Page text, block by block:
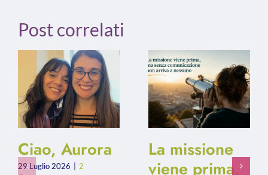
Post correlati
Ciao, Aurora
29 Luglio 2026
2
La missione
viene prima,